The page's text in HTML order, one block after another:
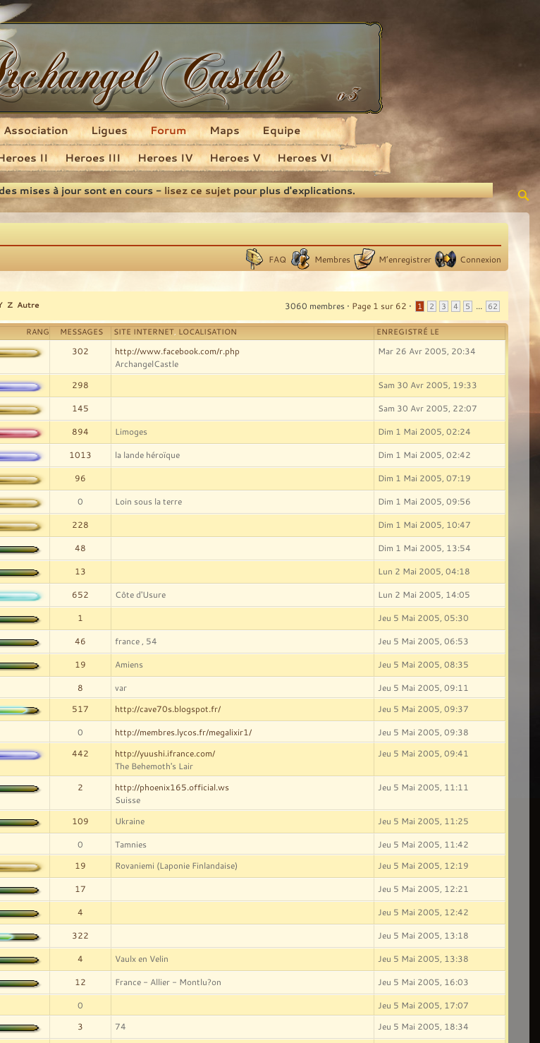
II Heroes III Heroes IV Heroes V Heroes VI
Association Ligues Forum Maps Equipe
mises à jour sont en cours -lisez ce sujetpour plus d'explications.
FAQ Membres M’enregistrer Connexion
Z Autre 3060 membres • Page 1 sur 62 • 1 2 3 4 5 ... 62
RANG MESSAGES SITE INTERNET, LOCALISATION ENREGISTRÉ LE
302
http://www.facebook.com/r.php
ArchangelCastle
Mar 26 Avr 2005, 20:34
298 Sam 30 Avr 2005, 19:33
145 Sam 30 Avr 2005, 22:07
894 Limoges Dim 1 Mai 2005, 02:24
1013 la lande héroïque Dim 1 Mai 2005, 02:42
96 Dim 1 Mai 2005, 07:19
0 Loin sous la terre Dim 1 Mai 2005, 09:56
228 Dim 1 Mai 2005, 10:47
48 Dim 1 Mai 2005, 13:54
13 Lun 2 Mai 2005, 04:18
652 Côte d'Usure Lun 2 Mai 2005, 14:05
1 Jeu 5 Mai 2005, 05:30
46 france , 54 Jeu 5 Mai 2005, 06:53
19 Amiens Jeu 5 Mai 2005, 08:35
8 var
Jeu 5 Mai 2005, 09:11
517 http://cave70s.blogspot.fr/ Jeu 5 Mai 2005, 09:37
0 http://membres.lycos.fr/megalixir1/
Jeu 5 Mai 2005, 09:38
442
http://yuushi.ifrance.com/
The Behemoth's Lair
Jeu 5 Mai 2005, 09:41
2
http://phoenix165.official.ws
Suisse
Jeu 5 Mai 2005, 11:11
109 Ukraine Jeu 5 Mai 2005, 11:25
0 Tamnies
Jeu 5 Mai 2005, 11:42
19 Rovaniemi (Laponie Finlandaise) Jeu 5 Mai 2005, 12:19
17 Jeu 5 Mai 2005, 12:21
4 Jeu 5 Mai 2005, 12:42
322 Jeu 5 Mai 2005, 13:18
4 Vaulx en Velin Jeu 5 Mai 2005, 13:38
12 France - Allier - Montlu?on Jeu 5 Mai 2005, 16:03
0
Jeu 5 Mai 2005, 17:07
3 74 Jeu 5 Mai 2005, 18:34